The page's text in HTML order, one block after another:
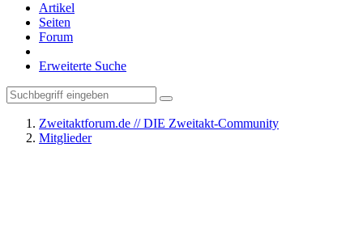
Artikel
Seiten
Forum
Erweiterte Suche
Zweitaktforum.de // DIE Zweitakt-Community
Mitglieder